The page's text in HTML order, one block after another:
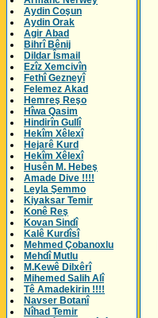
Aydin Coşun
Aydin Orak
Agir Abad
Bihrî Bênij
Dildar Îsmail
Ezîz Xemcivîn
Fethî Gezneyî
Felemez Akad
Hemreş Reşo
Hîwa Qasim
Hindirîn Gullî
Hekîm Xêlexî
Hejarê Kurd
Hekîm Xêlexî
Husên M. Hebeş
Amade Dive !!!!
Leyla Şemmo
Kiyaksar Temir
Konê Reş
Kovan Sindî
Kalê Kurdîsî
Mehmed Çobanoxlu
Mehdî Mutlu
M.Kewê Dilxêrî
Mihemed Salih Alî
Tê Amadekirin !!!!
Navser Botanî
Nîhad Temir